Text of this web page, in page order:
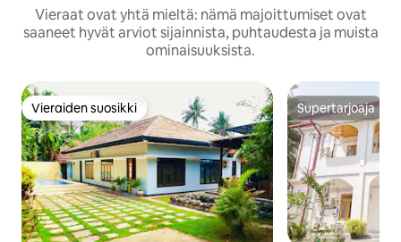
Vieraat ovat yhtä mieltä: nämä majoittumiset ovat
saaneet hyvät arviot sijainnista, puhtaudesta ja muista
ominaisuuksista.
Vieraiden suosikki
Vieraiden suosikki Supertarjoaja
Supertarjoaja